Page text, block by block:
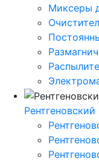
Миксеры
Рентгеновский